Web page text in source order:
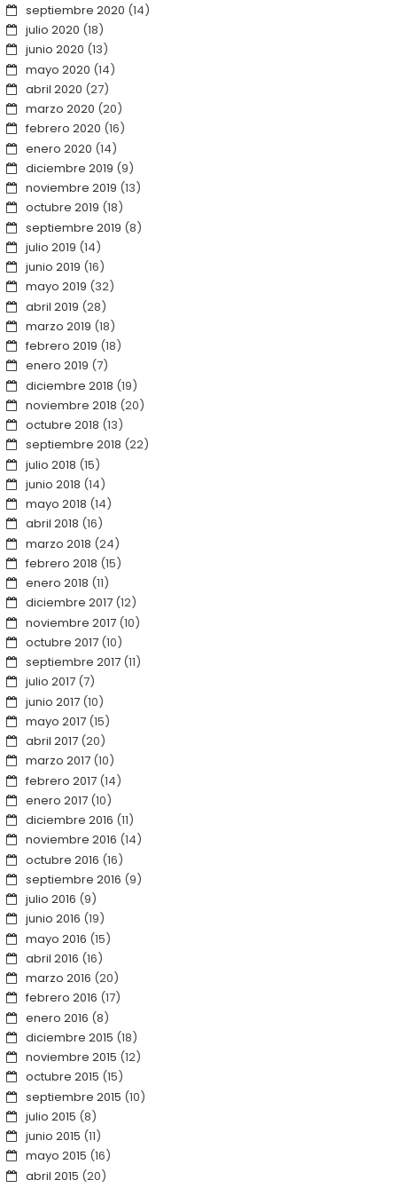
septiembre 2020 (14)
julio 2020 (18)
junio 2020 (13)
mayo 2020 (14)
abril 2020 (27)
marzo 2020 (20)
febrero 2020 (16)
enero 2020 (14)
diciembre 2019 (9)
noviembre 2019 (13)
octubre 2019 (18)
septiembre 2019 (8)
julio 2019 (14)
junio 2019 (16)
mayo 2019 (32)
abril 2019 (28)
marzo 2019 (18)
febrero 2019 (18)
enero 2019 (7)
diciembre 2018 (19)
noviembre 2018 (20)
octubre 2018 (13)
septiembre 2018 (22)
julio 2018 (15)
junio 2018 (14)
mayo 2018 (14)
abril 2018 (16)
marzo 2018 (24)
febrero 2018 (15)
enero 2018 (11)
diciembre 2017(12)
noviembre 2017(10)
octubre 2017(10)
septiembre 2017(11)
julio 2017(7)
junio 2017(10)
mayo 2017(15)
abril 2017(20)
marzo 2017(10)
febrero 2017(14)
enero 2017(10)
diciembre 2016 (11)
noviembre 2016 (14)
octubre 2016 (16)
septiembre 2016 (9)
julio 2016 (9)
junio 2016 (19)
mayo 2016 (15)
abril 2016 (16)
marzo 2016 (20)
febrero 2016 (17)
enero 2016 (8)
diciembre 2015 (18)
noviembre 2015 (12)
octubre 2015 (15)
septiembre 2015 (10)
julio 2015 (8)
junio 2015 (11)
mayo 2015 (16)
abril 2015 (20)